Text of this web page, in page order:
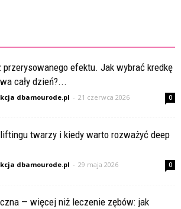
przerysowanego efektu. Jak wybrać kredkę
cały dzień?...
dbamourode.pl - 21 czerwca 2026 0
twarzy i kiedy warto rozważyć deep
dbamourode.pl - 29 maja 2026 0
— więcej niż leczenie zębów: jak